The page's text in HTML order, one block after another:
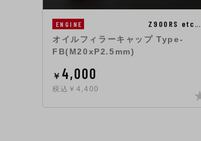
ENGINE Z900RS etc…
オイルフィラーキャップ Type-
FB(M20xP2.5mm)
￥ 4,000
税込￥4,400